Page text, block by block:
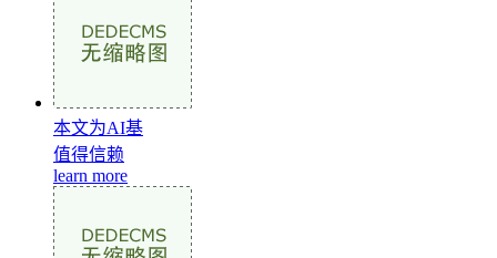
本文为AI基
值得信赖
learn more